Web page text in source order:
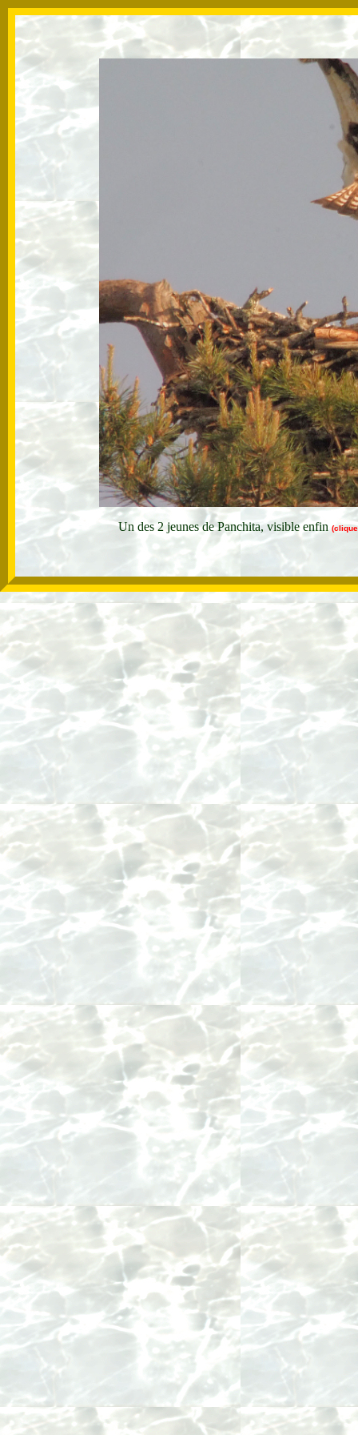
Un des 2 jeunes de Panchita, visible enfin